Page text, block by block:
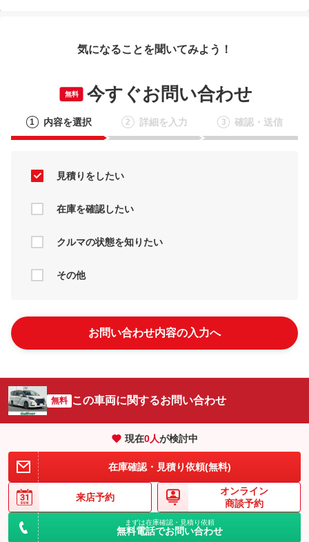
気になることを聞いてみよう！
無料 今すぐお問い合わせ
1 内容を選択 2 詳細を入力 3 確認・送信
見積りをしたい
在庫を確認したい
クルマの状態を知りたい
その他
お問い合わせ内容の入力へ
無料 この車両に関するお問い合わせ
現在0人が検討中
在庫確認・見積り依頼(無料)
来店予約
オンライン
商談予約
まずは在庫確認・見積り依頼
無料電話でお問い合わせ